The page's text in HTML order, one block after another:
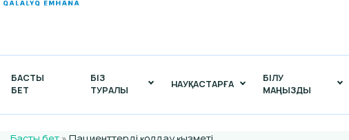
БАСТЫ
БЕТ
БІЗ
ТУРАЛЫ
НАУҚАСТАРҒА
БІЛУ
МАҢЫЗДЫ